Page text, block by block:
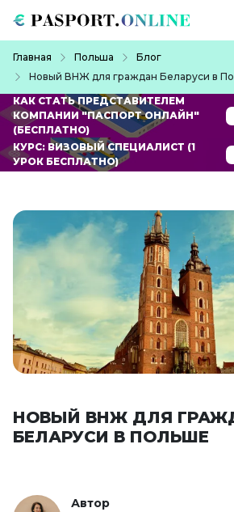
Главная Польша
Блог
Новый ВНЖ для граждан Беларуси в
КАК СТАТЬ ПРЕДСТАВИТЕЛЕМ
КОМПАНИИ "ПАСПОРТ ОНЛАЙН"
(БЕСПЛАТНО)
КУРС: ВИЗОВЫЙ СПЕЦИАЛИСТ (1
УРОК БЕСПЛАТНО)
НОВЫЙ ВНЖ ДЛЯ
БЕЛАРУСИ В ПОЛЬШЕ
Автор